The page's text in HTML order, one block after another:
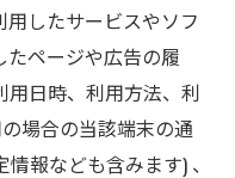
したサービスやソフ
たページや広告の履
用日時、利用方法、利
場合の当該端末の通
報なども含みます) 、